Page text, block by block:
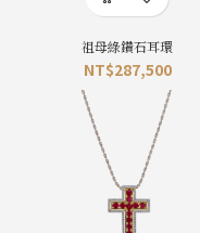
祖母綠鑽石耳環
NT$287,500